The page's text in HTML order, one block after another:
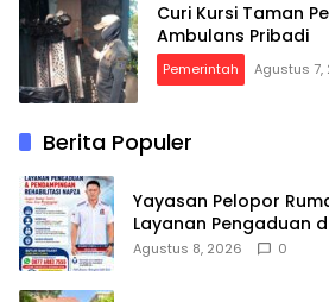
Curi Kursi Taman
Ambulans Pribadi
Pemerintah Agustus 7,
Berita Populer
Yayasan Pelopor
Layanan Pengaduan
Rehabilitasi NAPZA 24
Agustus 8, 2026 0